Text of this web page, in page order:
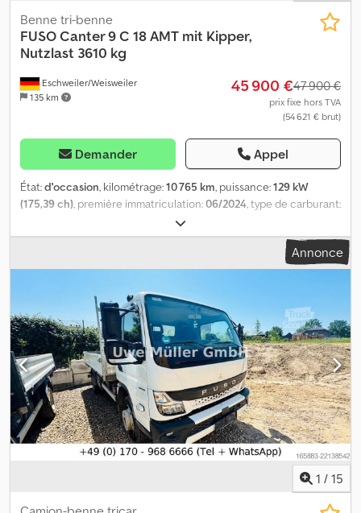
Eschweiler/Weisweiler
135 km
Benne tri-benne
FUSOCanter 9 C 18 AMT mit Kipper,
Nutzlast 3610 kg
45 900 €47 900 €
prix fixe hors TVA
(54 621 € brut)
Demander Appel
État:d'occasion, kilométrage:10 765 km, puissance:129 kW
(175,39 ch), première immatriculation:06/2024, type de carburant:
, couleur:
semi-automatique, longueur de l'espace de chargement:4 450
, hauteur de
l'espace de chargement:400 mm, Équipement:ABS,
climatisation, filtre à particules, programme électronique de
stabilité (ESP), verrouillage centralisé, * Première
immatriculation : 06/2024 * Kilométrage : 10 765 km Djdpfxszdxz Eo
Afasck * BENNE ScHUTZ, à trois côtés, basculante hydraulique *
Fabrication : acier * Le véhicule peut être utilisé en version 8,5
tonnes ou 7,49 tonnes (charge utile de 4 670 ou 3 610 kg) *
Blocage du différentiel sur l'essieu arrière * 3 places assises *
Climatisation automatique * Attelage de remorque à boule, poids
de remorquage : 3 500 kg * Contrôle technique récent *
Garantie jusqu'au 06/2027 ou 100 000 km * Sous réserve
d'erreurs et de vente entre-temps * Pour toute question
complémentaire, n'hésitez pas à contacter M. Schmidt à tout
Annonce
1 / 15